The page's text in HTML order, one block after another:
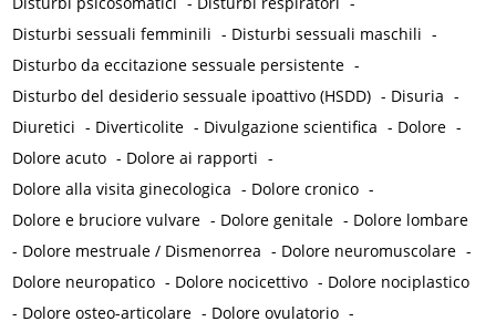
Disturbi sessuali femminili - Disturbi sessuali maschili -
Disturbo da eccitazione sessuale persistente -
Disturbo del desiderio sessuale ipoattivo (HSDD) - Disuria -
Diuretici - Diverticolite - Divulgazione scientifica - Dolore -
Dolore acuto - Dolore ai rapporti -
Dolore alla visita ginecologica - Dolore cronico -
Dolore e bruciore vulvare - Dolore genitale - Dolore lombare
- Dolore mestruale / Dismenorrea - Dolore neuromuscolare -
Dolore neuropatico - Dolore nocicettivo - Dolore nociplastico
- Dolore osteo-articolare - Dolore ovulatorio -